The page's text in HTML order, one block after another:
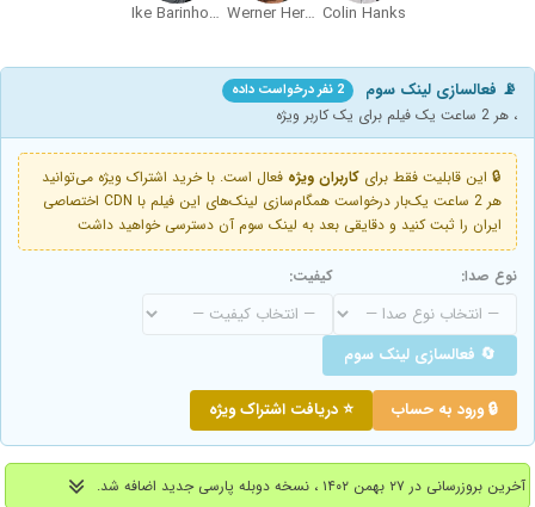
Colin Hanks
Werner Herzog
Ike Barinholtz
📡 فعالسازی لینک سوم 2 نفر درخواست داده
، هر 2 ساعت یک فیلم برای یک کاربر ویژه
🔒 این قابلیت فقط برای کاربران ویژه فعال است. با خرید اشتراک ویژه می‌توانید
هر 2 ساعت یک‌بار درخواست همگام‌سازی لینک‌های این فیلم با CDN اختصاصی
ایران را ثبت کنید و دقایقی بعد به لینک سوم آن دسترسی خواهید داشت
نوع صدا: کیفیت:
🔄 فعالسازی لینک سوم
🔒 ورود به حساب ⭐ دریافت اشتراک ویژه
آخرین بروزرسانی در ۲۷ بهمن ۱۴۰۲ ، نسخه دوبله پارسی جدید اضافه شد.